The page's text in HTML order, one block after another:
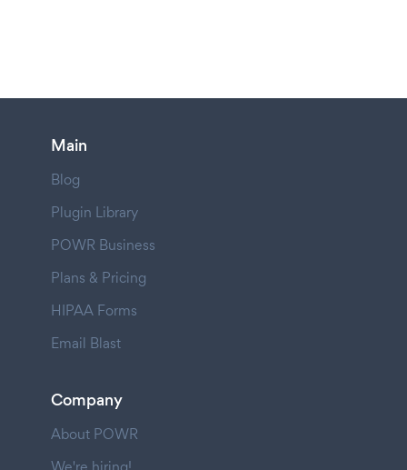
Main
Blog
Plugin Library
POWR Business
Plans & Pricing
HIPAA Forms
Email Blast
Company
About POWR